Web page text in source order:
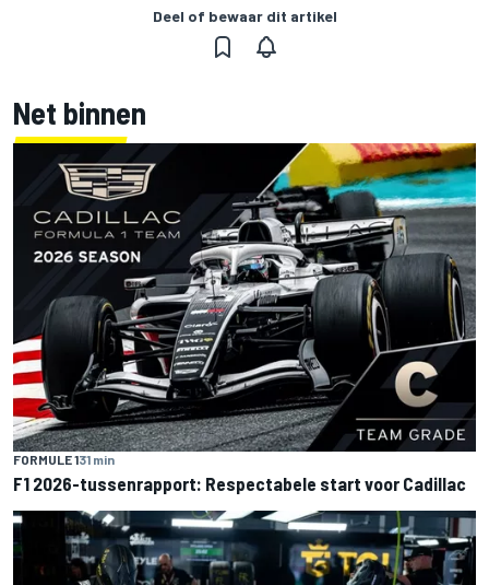
Deel of bewaar dit artikel
Net binnen
FORMULE 131 min
F1 2026-tussenrapport: Respectabele start voor Cadillac